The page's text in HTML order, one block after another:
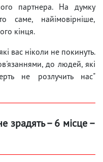
партнера. На думку
саме, найімовірніше,
кінця.
вас ніколи не покинуть.
до людей, які
не розлучить нас"
зрадять – 6 місце –